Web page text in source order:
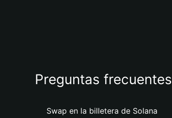
Preguntas frecuentes
Swap en la billetera de Solana